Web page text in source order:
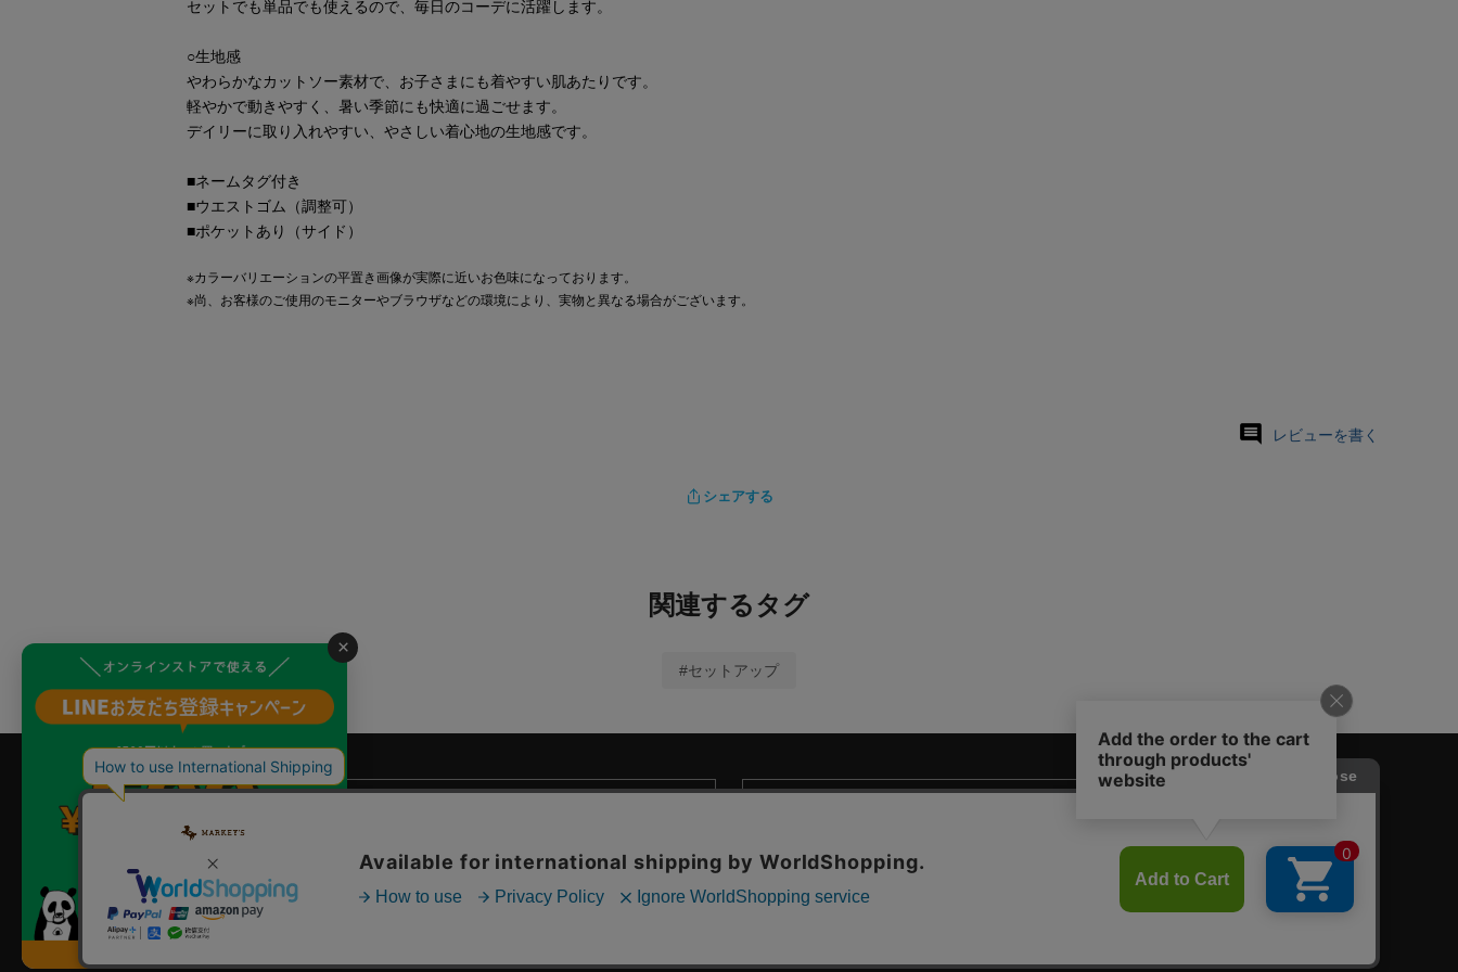
×
セットでも単品でも使えるので、毎日のコーデに活躍します。
○生地感
やわらかなカットソー素材で、お子さまにも着やすい肌あたりです。
軽やかで動きやすく、暑い季節にも快適に過ごせます。
デイリーに取り入れやすい、やさしい着心地の生地感です。
■ネームタグ付き
■ウエストゴム（調整可）
■ポケットあり（サイド）
※カラーバリエーションの平置き画像が実際に近いお色味になっております。
※尚、お客様のご使用のモニターやブラウザなどの環境により、実物と異なる場合がございます。
レビューを書く
シェアする
関連するタグ
#セットアップ
ご利用ガイド 店舗検索 企業情報 お問い合わせ 個人情報保護方針特定商取引法に基づく表示